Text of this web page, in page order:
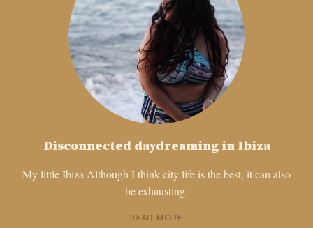
Disconnected daydreaming in Ibiza
My little Ibiza Although I think city life is the best, it can also
be exhausting.
READ MORE